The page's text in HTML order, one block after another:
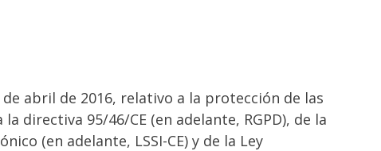
abril de 2016, relativo a la protección de las
directiva 95/46/CE (en adelante, RGPD), de la
(en adelante, LSSI-CE) y de la Ley